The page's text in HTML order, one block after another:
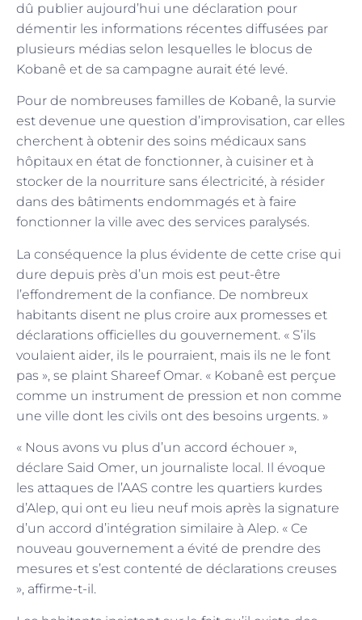
dû publier aujourd’hui une déclaration pour
démentir les informations récentes diffusées par
plusieurs médias selon lesquelles le blocus de
Kobanê et de sa campagne aurait été levé.
Pour de nombreuses familles de Kobanê, la survie
est devenue une question d’improvisation, car elles
cherchent à obtenir des soins médicaux sans
hôpitaux en état de fonctionner, à cuisiner et à
stocker de la nourriture sans électricité, à résider
dans des bâtiments endommagés et à faire
fonctionner la ville avec des services paralysés.
La conséquence la plus évidente de cette crise qui
dure depuis près d’un mois est peut-être
l’effondrement de la confiance. De nombreux
habitants disent ne plus croire aux promesses et
déclarations officielles du gouvernement. « S’ils
voulaient aider, ils le pourraient, mais ils ne le font
pas », se plaint Shareef Omar. « Kobanê est perçue
comme un instrument de pression et non comme
une ville dont les civils ont des besoins urgents. »
« Nous avons vu plus d’un accord échouer »,
déclare Said Omer, un journaliste local. Il évoque
les attaques de l’AAS contre les quartiers kurdes
d’Alep, qui ont eu lieu neuf mois après la signature
d’un accord d’intégration similaire à Alep. « Ce
nouveau gouvernement a évité de prendre des
mesures et s’est contenté de déclarations creuses
», affirme-t-il.